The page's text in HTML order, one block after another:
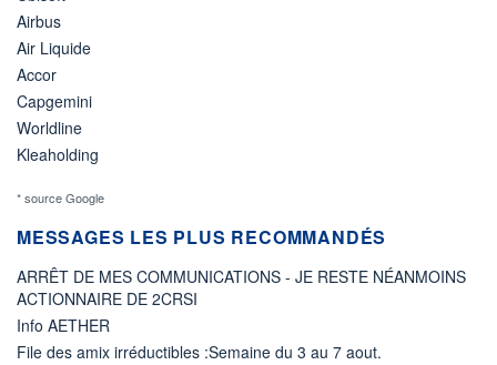
Airbus
Air Liquide
Accor
Capgemini
Worldline
Kleaholding
* source Google
MESSAGES LES PLUS RECOMMANDÉS
ARRÊT DE MES COMMUNICATIONS - JE RESTE NÉANMOINS
ACTIONNAIRE DE 2CRSI
Info AETHER
File des amix irréductibles :Semaine du 3 au 7 aout.